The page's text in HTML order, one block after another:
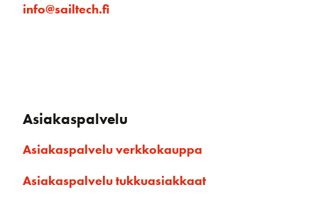
info@sailtech.fi
Asiakaspalvelu
Asiakaspalvelu verkkokauppa
Asiakaspalvelu tukkuasiakkaat